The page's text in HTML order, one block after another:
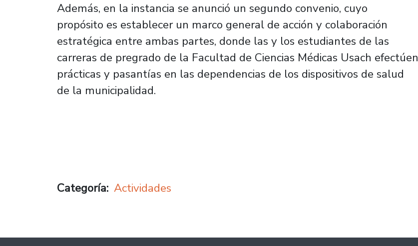
Además, en la instancia se anunció un segundo convenio, cuyo
propósito es establecer un marco general de acción y colaboración
estratégica entre ambas partes, donde las y los estudiantes de las
carreras de pregrado de la Facultad de Ciencias Médicas Usach efectúen
prácticas y pasantías en las dependencias de los dispositivos de salud
de la municipalidad.
Categoría Actividades